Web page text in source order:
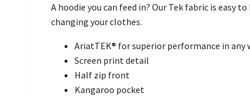
A hoodie you can feed in? Our Tek fabric is easy
changing your clothes.
AriatTEK® for superior performance in any
Screen print detail
Half zip front
Kangaroo pocket